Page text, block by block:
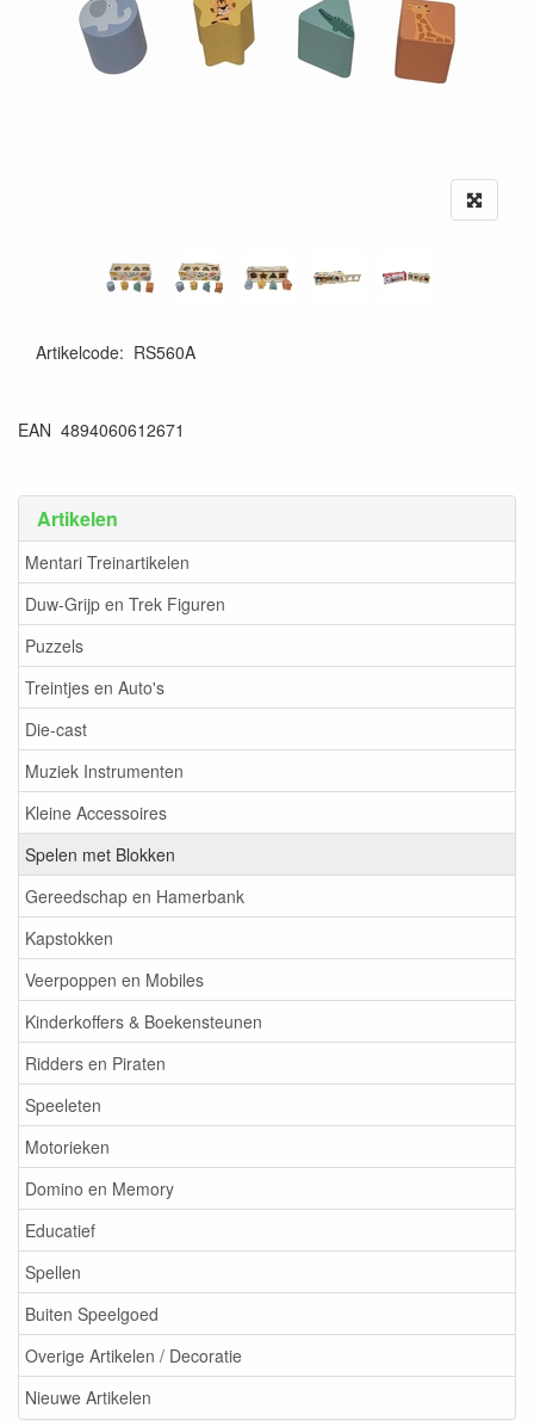
Artikelen
Mentari Treinartikelen
Duw-Grijp en Trek Figuren
Puzzels
Treintjes en Auto's
Die-cast
Muziek Instrumenten
Kleine Accessoires
Spelen met Blokken
Gereedschap en Hamerbank
Kapstokken
Veerpoppen en Mobiles
Kinderkoffers & Boekensteunen
Ridders en Piraten
Speeleten
Motorieken
Domino en Memory
Educatief
Spellen
Buiten Speelgoed
Overige Artikelen / Decoratie
Nieuwe Artikelen
Artikelcode: RS560A
EAN 4894060612671